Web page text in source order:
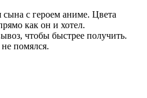
сына с героем аниме. Цвета
как он и хотел.
чтобы быстрее получить.
помялся.